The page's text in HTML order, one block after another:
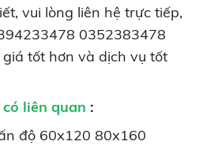
vui lòng liên hệ trực tiếp,
0352383478
giá tốt hơn và dịch vụ tốt
liên quan :
độ 60x120 80x160